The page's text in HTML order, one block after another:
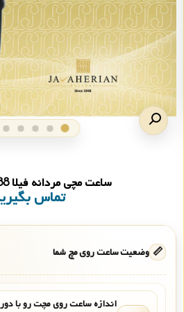
ساعت مچی مردانه فیلا 38-180-003
تماس
📏 وضعیت ساعت روی مچ شما
اندازه ساعت روی مچت رو با